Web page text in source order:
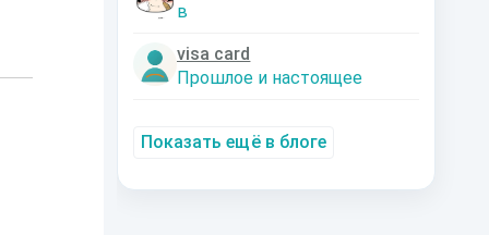
в
visa card
Прошлое и настоящее
Показать ещё в блоге